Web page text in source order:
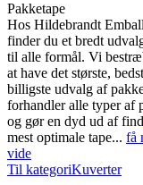
Pakketape
Hos Hildebrandt
finder du et bredt
til alle formål. Vi
at have det største,
billigste udvalg af
forhandler alle typer af
og gør en dyd ud af
mest optimale tape... få
vide
Til kategoriKuverter